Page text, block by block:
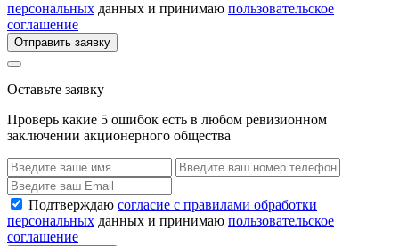
персональных данных и принимаю пользовательское
соглашение
Отправить заявку
Оставьте заявку
Проверь какие 5 ошибок есть в любом ревизионном
заключении акционерного общества
Подтверждаю согласие с правилами обработки
персональных данных и принимаю пользовательское
соглашение